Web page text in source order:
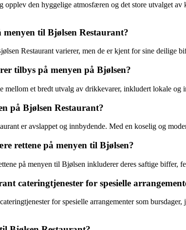
den hyggelige atmosfæren og det store utvalget
menyen til Bjølsen Restaurant?
Restaurant varierer, men de er kjent for sine deilige
tilbys på menyen på Bjølsen?
mellom et bredt utvalg av drikkevarer, inkludert lokale
på Bjølsen Restaurant?
er avslappet og innbydende. Med en koselig og
rettene på menyen til Bjølsen?
på menyen til Bjølsen inkluderer deres saftige biffer,
cateringtjenester for spesielle
for spesielle arrangementer som